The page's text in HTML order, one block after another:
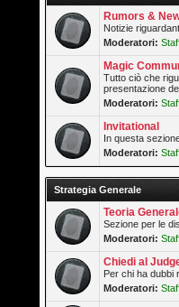
Rumors &
Notizie
Moderatori:
Magic
Tutto ciò che
presentazione
Moderatori:
Invitational
In questa
Moderatori:
Strategia Generale
Teoria
Sezione per le
Moderatori:
Chiedi al
Per chi ha dubbi
Moderatori: